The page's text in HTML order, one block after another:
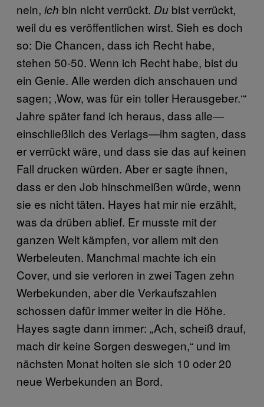
nein, ich bin nicht verrückt. Du bist verrückt,
weil du es veröffentlichen wirst. Sieh es doch
so: Die Chancen, dass ich Recht habe,
stehen 50-50. Wenn ich Recht habe, bist du
ein Genie. Alle werden dich anschauen und
sagen; ‚Wow, was für ein toller Herausgeber.‘“
Jahre später fand ich heraus, dass alle—
einschließlich des Verlags—ihm sagten, dass
er verrückt wäre, und dass sie das auf keinen
Fall drucken würden. Aber er sagte ihnen,
dass er den Job hinschmeißen würde, wenn
sie es nicht täten. Hayes hat mir nie erzählt,
was da drüben ablief. Er musste mit der
ganzen Welt kämpfen, vor allem mit den
Werbeleuten. Manchmal machte ich ein
Cover, und sie verloren in zwei Tagen zehn
Werbekunden, aber die Verkaufszahlen
schossen dafür immer weiter in die Höhe.
Hayes sagte dann immer: „Ach, scheiß drauf,
mach dir keine Sorgen deswegen,“ und im
nächsten Monat holten sie sich 10 oder 20
neue Werbekunden an Bord.